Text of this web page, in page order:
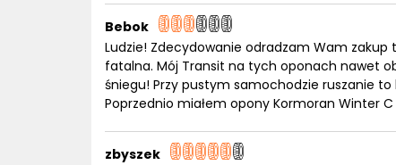
Bebok
Ludzie! Zdecydowanie odradzam Wam
fatalna. Mój Transit na tych oponach nawet
śniegu! Przy pustym samochodzie ruszanie
Poprzednio miałem opony Kormoran Winter
zbyszek